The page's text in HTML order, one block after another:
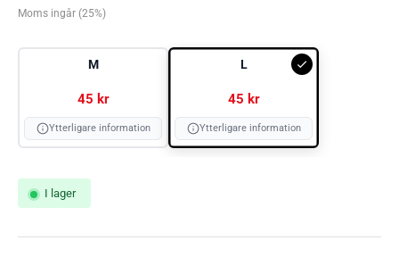
Moms ingår (25%)
Välj
M
M
45 kr
Ytterligare information
L
45 kr
Ytterligare information
I lager